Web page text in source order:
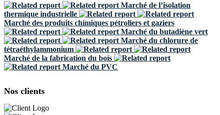
Marché de l’isolation
thermique industrielle
Marché des produits chimiques pétroliers et gaziers
Marché du butadiène vert
Marché du chlorure de
tétraéthylammonium
Marché de la fabrication du bois
Marché du PVC
Nos clients